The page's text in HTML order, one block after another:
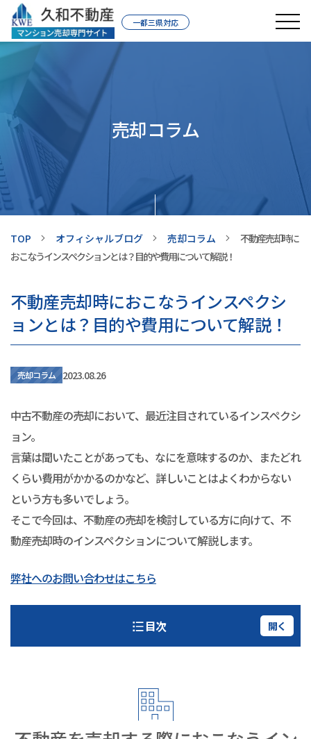
一都三県対応
売却コラム
TOP オフィシャルブログ 売却コラム
不動産売却時に
おこなうインスペクションとは？目的や費用について解説！
不動産売却時におこなうインスペクシ
ョンとは？目的や費用について解説！
売却コラム 2023.08.26
中古不動産の売却において、最近注目されているインスペクシ
ョン。
言葉は聞いたことがあっても、なにを意味するのか、またどれ
くらい費用がかかるのかなど、詳しいことはよくわからない
という方も多いでしょう。
そこで今回は、不動産の売却を検討している方に向けて、不
動産売却時のインスペクションについて解説します。
弊社へのお問い合わせはこちら
目次 開く